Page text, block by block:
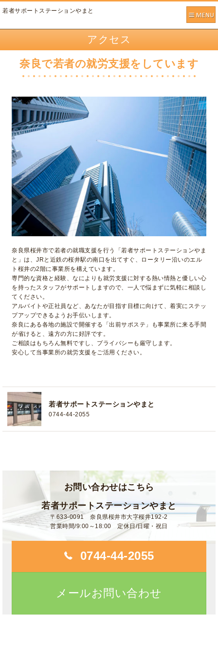
若者サポートステーションやまと
アクセス
奈良で若者の就労支援をしています
奈良県桜井市で若者の就職支援を行う「若者サポートステーションやま
と」は、JRと近鉄の桜井駅の南口を出てすぐ、ロータリー沿いのエル
ト桜井の2階に事業所を構えています。
専門的な資格と経験、なによりも就労支援に対する熱い情熱と優しい心
を持ったスタッフがサポートしますので、一人で悩まずに気軽に相談し
てください。
アルバイトや正社員など、あなたが目指す目標に向けて、着実にステッ
プアップできるようお手伝いします。
奈良にある各地の施設で開催する「出前サポステ」も事業所に来る手間
が省けると、遠方の方に好評です。
ご相談はもちろん無料ですし、プライバシーも厳守します。
安心して当事業所の就労支援をご活用ください。
若者サポートステーションやまと
0744-44-2055
お問い合わせはこちら
若者サポートステーションやまと
〒633-0091 奈良県桜井市大字桜井192-2
営業時間/9:00～18:00 定休日/日曜・祝日
0744-44-2055
メールお問い合わせ